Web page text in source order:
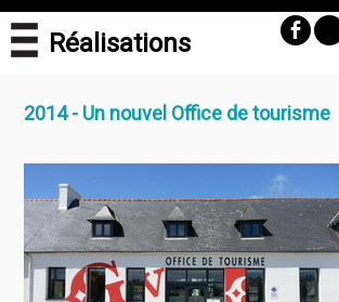
Réalisations
2014 - Un nouvel Office de tourisme